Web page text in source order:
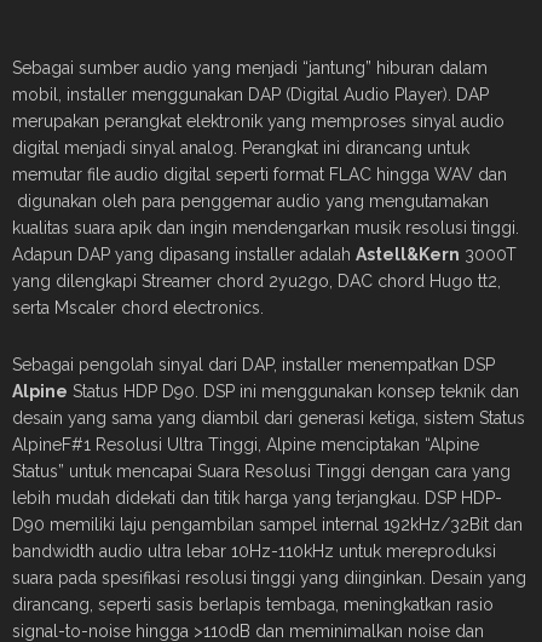
Sebagai sumber audio yang menjadi “jantung” hiburan dalam
mobil, installer menggunakan DAP (Digital Audio Player). DAP
merupakan perangkat elektronik yang memproses sinyal audio
digital menjadi sinyal analog. Perangkat ini dirancang untuk
memutar file audio digital seperti format FLAC hingga WAV dan
digunakan oleh para penggemar audio yang mengutamakan
kualitas suara apik dan ingin mendengarkan musik resolusi tinggi.
Adapun DAP yang dipasang installer adalah Astell&Kern 3000T
yang dilengkapi Streamer chord 2yu2go, DAC chord Hugo tt2,
serta Mscaler chord electronics.
Sebagai pengolah sinyal dari DAP, installer menempatkan DSP
Alpine Status HDP D90. DSP ini menggunakan konsep teknik dan
desain yang sama yang diambil dari generasi ketiga, sistem Status
AlpineF#1 Resolusi Ultra Tinggi, Alpine menciptakan “Alpine
Status” untuk mencapai Suara Resolusi Tinggi dengan cara yang
lebih mudah didekati dan titik harga yang terjangkau. DSP HDP-
D90 memiliki laju pengambilan sampel internal 192kHz/32Bit dan
bandwidth audio ultra lebar 10Hz-110kHz untuk mereproduksi
suara pada spesifikasi resolusi tinggi yang diinginkan. Desain yang
dirancang, seperti sasis berlapis tembaga, meningkatkan rasio
signal-to-noise hingga >110dB dan meminimalkan noise dan